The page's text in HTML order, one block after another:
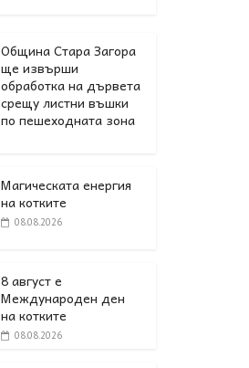
Община Стара Загора
ще извърши
обработка на дървета
срещу листни въшки
по пешеходната зона
Магическата енергия
на котките
08.08.2026
8 август е
Международен ден
на котките
08.08.2026